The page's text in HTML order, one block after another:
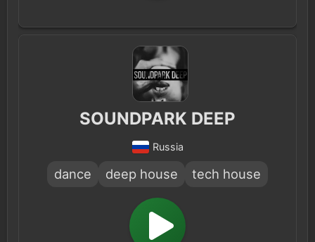
SOUNDPARK DEEP
Russia
dance deep house tech house